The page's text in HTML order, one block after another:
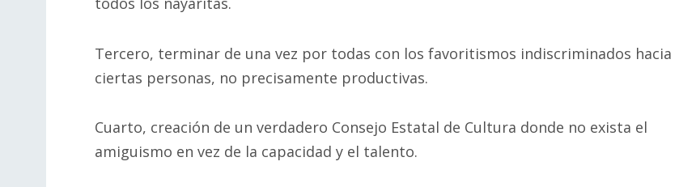
Tercero, terminar de una vez por todas con los favoritismos indiscriminados hacia
ciertas personas, no precisamente productivas.
Cuarto, creación de un verdadero Consejo Estatal de Cultura donde no exista el
amiguismo en vez de la capacidad y el talento.